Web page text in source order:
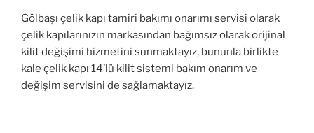
Gölbaşı çelik kapı tamiri bakımı onarımı servisi olarak
çelik kapılarınızın markasından bağımsız olarak orijinal
kilit değişimi hizmetini sunmaktayız, bununla birlikte
kale çelik kapı 14’lü kilit sistemi bakım onarım ve
değişim servisini de sağlamaktayız.